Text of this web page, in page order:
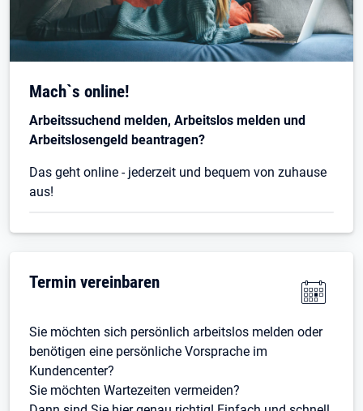
Mach`s online!
Arbeitssuchend melden, Arbeitslos melden und
Arbeitslosengeld beantragen?
Das geht online - jederzeit und bequem von zuhause
aus!
Termin vereinbaren
Sie möchten sich persönlich arbeitslos melden oder
benötigen eine persönliche Vorsprache im
Kundencenter?
Sie möchten Wartezeiten vermeiden?